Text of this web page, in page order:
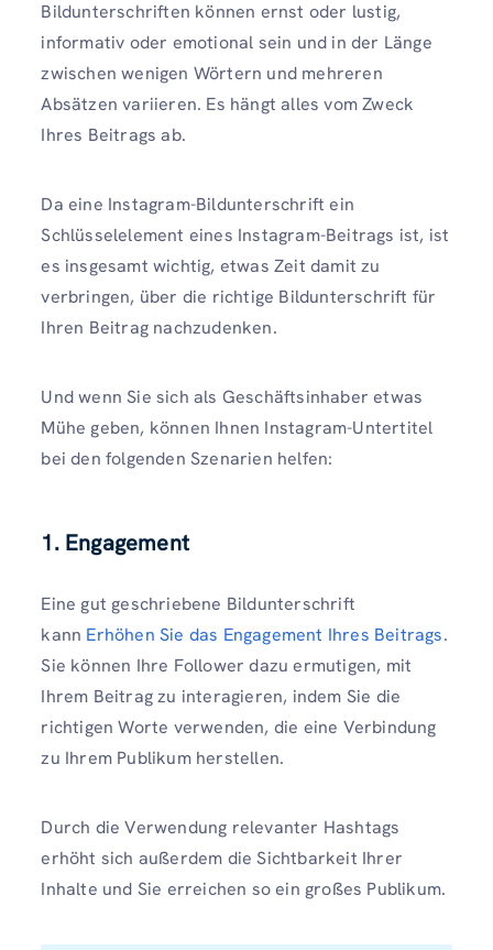
Bildunterschriften können ernst oder lustig,
informativ oder emotional sein und in der Länge
zwischen wenigen Wörtern und mehreren
Absätzen variieren. Es hängt alles vom Zweck
Ihres Beitrags ab.
Da eine Instagram-Bildunterschrift ein
Schlüsselelement eines Instagram-Beitrags ist, ist
es insgesamt wichtig, etwas Zeit damit zu
verbringen, über die richtige Bildunterschrift für
Ihren Beitrag nachzudenken.
Und wenn Sie sich als Geschäftsinhaber etwas
Mühe geben, können Ihnen Instagram-Untertitel
bei den folgenden Szenarien helfen:
1. Engagement
Eine gut geschriebene Bildunterschrift
kann Erhöhen Sie das Engagement Ihres Beitrags.
Sie können Ihre Follower dazu ermutigen, mit
Ihrem Beitrag zu interagieren, indem Sie die
richtigen Worte verwenden, die eine Verbindung
zu Ihrem Publikum herstellen.
Durch die Verwendung relevanter Hashtags
erhöht sich außerdem die Sichtbarkeit Ihrer
Inhalte und Sie erreichen so ein großes Publikum.